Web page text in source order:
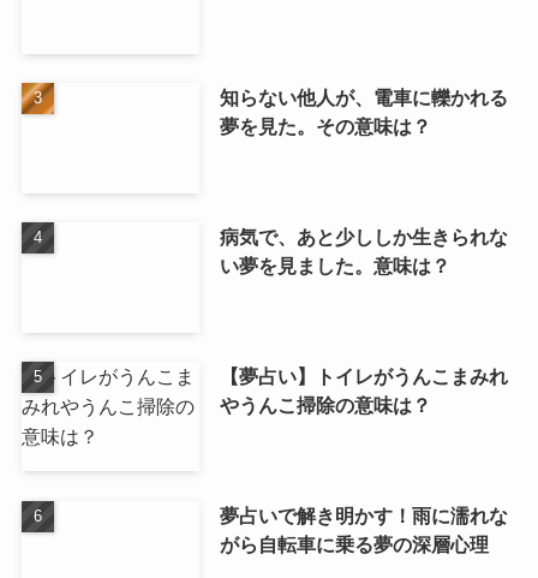
知らない他人が、電車に轢かれる
夢を見た。その意味は？
病気で、あと少ししか生きられな
い夢を見ました。意味は？
【夢占い】トイレがうんこまみれ
やうんこ掃除の意味は？
夢占いで解き明かす！雨に濡れな
がら自転車に乗る夢の深層心理